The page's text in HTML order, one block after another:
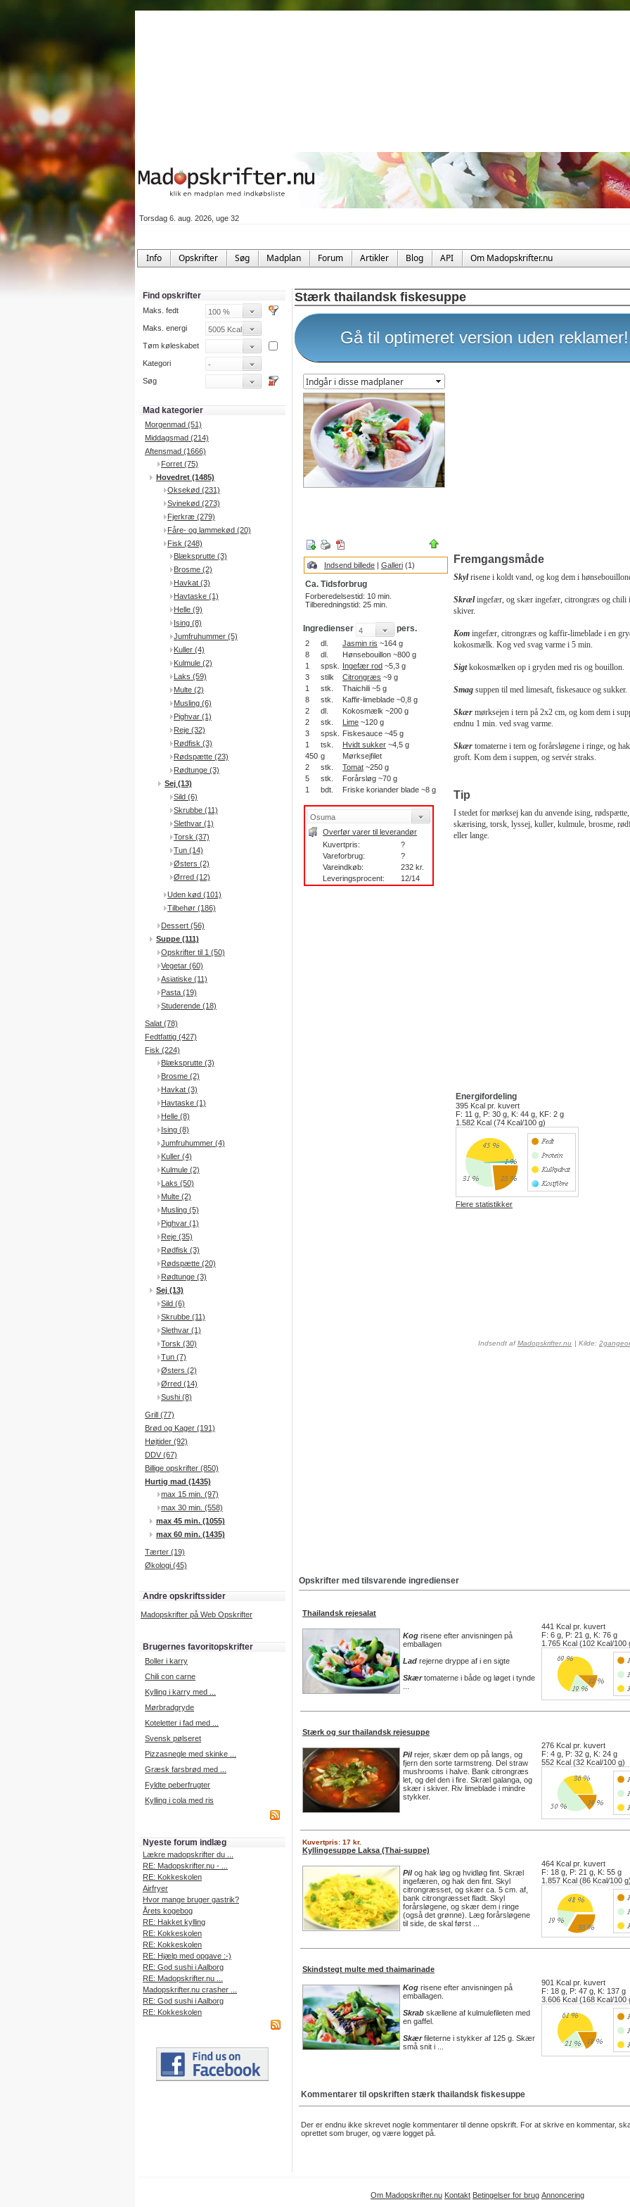
Torsdag 6. aug. 2026, uge 32
Info Opskrifter Søg Madplan Forum Artikler Blog API Om Madopskrifter.nu
Find opskrifter
Maks. fedt
Maks. energi
Tøm køleskabet
Kategori
Søg
Mad kategorier
Morgenmad (51)
Middagsmad (214)
Aftensmad (1666)
Forret (75)
Hovedret (1485)
Oksekød (231)
Svinekød (273)
Fjerkræ (279)
Fåre- og lammekød (20)
Fisk (248)
Blæksprutte (3)
Brosme (2)
Havkat (3)
Havtaske (1)
Helle (9)
Ising (8)
Jumfruhummer (5)
Kuller (4)
Kulmule (2)
Laks (59)
Multe (2)
Musling (6)
Pighvar (1)
Reje (32)
Rødfisk (3)
Rødspætte (23)
Rødtunge (3)
Sej (13)
Sild (6)
Skrubbe (11)
Slethvar (1)
Torsk (37)
Tun (14)
Østers (2)
Ørred (12)
Uden kød (101)
Tilbehør (186)
Dessert (56)
Suppe (111)
Opskrifter til 1 (50)
Vegetar (60)
Asiatiske (11)
Pasta (19)
Studerende (18)
Salat (78)
Fedtfattig (427)
Fisk (224)
Blæksprutte (3)
Brosme (2)
Havkat (3)
Havtaske (1)
Helle (8)
Ising (8)
Jumfruhummer (4)
Kuller (4)
Kulmule (2)
Laks (50)
Multe (2)
Musling (5)
Pighvar (1)
Reje (35)
Rødfisk (3)
Rødspætte (20)
Rødtunge (3)
Sej (13)
Sild (6)
Skrubbe (11)
Slethvar (1)
Torsk (30)
Tun (7)
Østers (2)
Ørred (14)
Sushi (8)
Grill (77)
Brød og Kager (191)
Højtider (92)
DDV (67)
Billige opskrifter (850)
Hurtig mad (1435)
max 15 min. (97)
max 30 min. (558)
max 45 min. (1055)
max 60 min. (1435)
Tærter (19)
Økologi (45)
Andre opskriftssider
Madopskrifter på Web Opskrifter
Brugernes favoritopskrifter
Boller i karry
Chili con carne
Kylling i karry med ...
Mørbradgryde
Koteletter i fad med ...
Svensk pølseret
Pizzasnegle med skinke ...
Græsk farsbrød med ...
Fyldte peberfrugter
Kylling i cola med ris
Nyeste forum indlæg
Lækre madopskrifter du ...
RE: Madopskrifter.nu - ...
RE: Kokkeskolen
Airfryer
Hvor mange bruger gastrik?
Årets kogebog
RE: Hakket kylling
RE: Kokkeskolen
RE: Kokkeskolen
RE: Hjælp med opgave :-)
RE: God sushi i Aalborg
RE: Madopskrifter.nu ...
Madopskrifter.nu crasher ...
RE: God sushi i Aalborg
RE: Kokkeskolen
Stærk thailandsk fiskesuppe
Gå til optimeret version uden reklamer!
Indsend billede | Galleri (1)
Ca. Tidsforbrug
Forberedelsestid: 10 min.
Tilberedningstid: 25 min.
Ingredienser pers.
2 dl. Jasmin ris ~164 g
8
dl.
Hønsebouillon ~800 g
1
spsk. Ingefær rod ~5,3 g
3
stilk Citrongræs ~9 g
1
stk.
Thaichili ~5 g
8
stk.
Kaffir-limeblade ~0,8 g
2
dl.
Kokosmælk ~200 g
2
stk. Lime ~120 g
3
spsk.
Fiskesauce ~45 g
1
tsk. Hvidt sukker ~4,5 g
450 g
Mørksejfilet
2
stk. Tomat ~250 g
5
stk.
Forårsløg ~70 g
1
bdt. Friske koriander blade ~8 g
Overfør varer til leverandør
Kuvertpris:
?
Vareforbrug:
?
Vareindkøb:
232 kr.
Leveringsprocent:
12/14
Fremgangsmåde
Skylrisene i koldt vand, og kog dem i
Skrælingefær, og skær ingefær, citrongræs og chili
skiver.
Kom ingefær, citrongræs og kaffir-limeblade i en
kokosmælk. Kog ved svag varme i 5 min.
Sigtkokosmælken op i gryden med ris og bouillon.
Smag suppen til med limesaft, fiskesauce og sukker.
Skær mørksejen i tern på 2x2 cm, og kom dem i
endnu 1 min. ved svag varme.
Skær tomaterne i tern og forårsløgene i ringe, og
groft. Kom dem i suppen, og servér straks.
Tip
I stedet for mørksej kan du anvende ising,
skærising, torsk, lyssej, kuller, kulmule, brosme,
eller lange.
Energifordeling
395 Kcal pr. kuvert
F: 11 g, P: 30 g, K: 44 g, KF: 2 g
1.582 Kcal (74 Kcal/100 g)
Flere statistikker
Indsendt afMadopskrifter.nu | Kilde:
Opskrifter med tilsvarende ingredienser
Thailandsk rejesalat
Kog risene efter anvisningen på
emballagen
Lad rejerne dryppe af i en sigte
Skærtomaterne i både og løget i tynde
441 Kcal pr. kuvert
F: 6 g, P: 21 g, K: 76 g
1.765 Kcal (102 Kcal/100
Stærk og sur thailandsk rejesuppe
Pilrejer, skær dem op på langs, og
fjern den sorte tarmstreng. Del straw
mushrooms i halve. Bank citrongræs
let, og del den i fire. Skræl galanga, og
skær i skiver. Riv limeblade i mindre
stykker.
276 Kcal pr. kuvert
F: 4 g, P: 32 g, K: 24 g
552 Kcal (32 Kcal/100 g)
Kuvertpris: 17 kr.
Kyllingesuppe Laksa (Thai-suppe)
Pilog hak løg og hvidløg fint. Skræl
ingefæren, og hak den fint. Skyl
citrongræsset, og skær ca. 5 cm. af,
bank citrongræsset fladt. Skyl
forårsløgene, og skær dem i ringe
(også det grønne). Læg forårsløgene
til side, de skal først ...
464 Kcal pr. kuvert
F: 18 g, P: 21 g, K: 55 g
1.857 Kcal (86 Kcal/100 g)
Skindstegt multe med thaimarinade
Kog risene efter anvisningen på
emballagen.
Skrab skællene af kulmulefileten med
en gaffel.
Skærfileterne i stykker af 125 g. Skær
små snit i ...
901 Kcal pr. kuvert
F: 18 g, P: 47 g, K: 137 g
3.606 Kcal (168 Kcal/100
Kommentarer til opskriften stærk thailandsk fiskesuppe
Der er endnu ikke skrevet nogle kommentarer til denne opskrift. For at skrive en kommentar,
oprettet som bruger, og være logget på.
Om Madopskrifter.nu Kontakt Betingelser for brug Annoncering